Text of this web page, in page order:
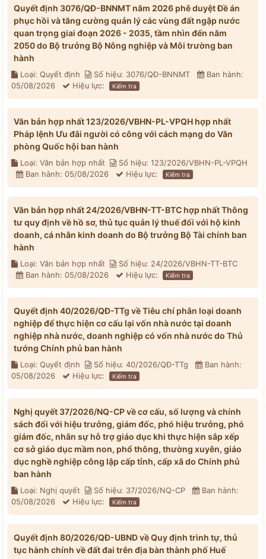
Quyết định 3076/QĐ-BNNMT năm 2026 phê duyệt Đề án
phục hồi và tăng cường quản lý các vùng đất ngập nước
quan trọng giai đoạn 2026 - 2035, tầm nhìn đến năm
2050 do Bộ trưởng Bộ Nông nghiệp và Môi trường ban
hành
Loại: Quyết định Số hiệu: 3076/QĐ-BNNMT
Ban hành:
05/08/2026
Hiệu lực: Kiểm tra
Văn bản hợp nhất 123/2026/VBHN-PL-VPQH hợp nhất
Pháp lệnh Ưu đãi người có công với cách mạng do Văn
phòng Quốc hội ban hành
Loại: Văn bản hợp nhất
Số hiệu: 123/2026/VBHN-PL-VPQH
Ban hành: 05/08/2026
Hiệu lực: Kiểm tra
Văn bản hợp nhất 24/2026/VBHN-TT-BTC hợp nhất Thông
tư quy định về hồ sơ, thủ tục quản lý thuế đối với hộ kinh
doanh, cá nhân kinh doanh do Bộ trưởng Bộ Tài chính ban
hành
Loại: Văn bản hợp nhất
Số hiệu: 24/2026/VBHN-TT-BTC
Ban hành: 05/08/2026
Hiệu lực: Kiểm tra
Quyết định 40/2026/QĐ-TTg về Tiêu chí phân loại doanh
nghiệp để thực hiện cơ cấu lại vốn nhà nước tại doanh
nghiệp nhà nước, doanh nghiệp có vốn nhà nước do Thủ
tướng Chính phủ ban hành
Loại: Quyết định Số hiệu: 40/2026/QĐ-TTg
Ban hành:
05/08/2026
Hiệu lực: Kiểm tra
Nghị quyết 37/2026/NQ-CP về cơ cấu, số lượng và chính
sách đối với hiệu trưởng, giám đốc, phó hiệu trưởng, phó
giám đốc, nhân sự hỗ trợ giáo dục khi thực hiện sắp xếp
cơ sở giáo dục mầm non, phổ thông, thường xuyên, giáo
dục nghề nghiệp công lập cấp tỉnh, cấp xã do Chính phủ
ban hành
Loại: Nghị quyết Số hiệu: 37/2026/NQ-CP
Ban hành:
05/08/2026
Hiệu lực: Kiểm tra
Quyết định 80/2026/QĐ-UBND về Quy định trình tự, thủ
tục hành chính về đất đai trên địa bàn thành phố Huế